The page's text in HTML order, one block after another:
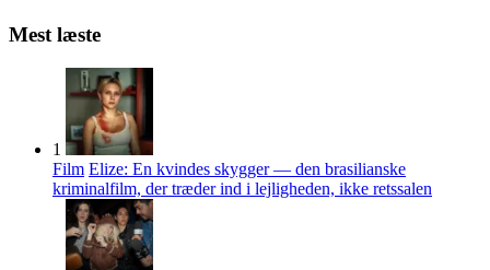
Mest læste
1
Film Elize: En kvindes skygger — den brasilianske
kriminalfilm, der træder ind i lejligheden, ikke retssalen